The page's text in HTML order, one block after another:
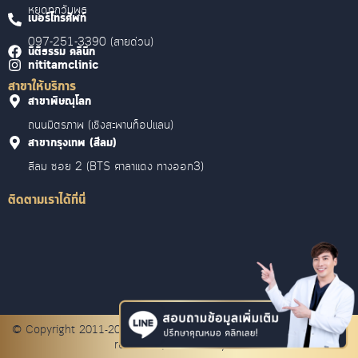
หยุดทุกวันพุธ
เบอร์โทรศัพท์
097-251-3390 (สายด่วน)
นิติธรรม คลินิก
nititamclinic
สาขาให้บริการ
สาขาพิษณุโลก
ถนนมิตรภาพ (เชิงสะพานท็อปแลน)
สาขากรุงเทพ (สีลม)
สีลม ซอย 2 (BTS ศาลาแดง ทางออก3)
ติดตามเราได้ที่นี่
© Copyright 2011-2024 NititamClinic.com (นิติธรรม คลินิก) All right
reserved.| Website by Cz